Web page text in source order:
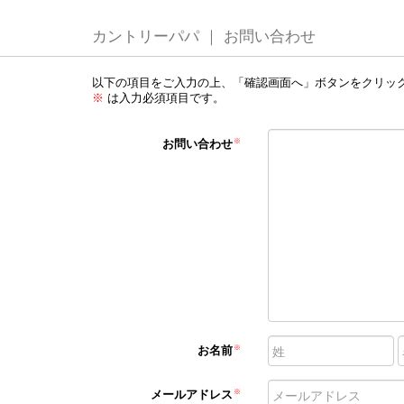
カントリーパパ ｜ お問い合わせ
以下の項目をご入力の上、「確認画面へ」ボタンをクリッ
※ は入力必須項目です。
お問い合わせ ※
お名前 ※
メールアドレス ※